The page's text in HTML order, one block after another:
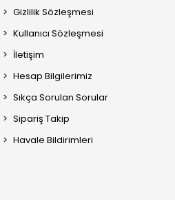
Gizlilik Sözleşmesi
Kullanıcı Sözleşmesi
İletişim
Hesap Bilgilerimiz
Sıkça Sorulan Sorular
Sipariş Takip
Havale Bildirimleri